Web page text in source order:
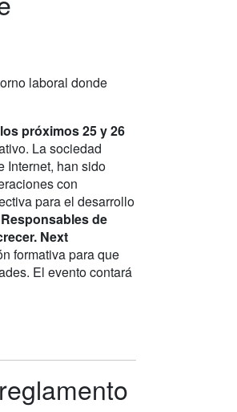
laboral donde
próximos 25 y 26
La sociedad
Internet, han sido
con
para el desarrollo
Responsables de
Next
formativa para que
El evento contará